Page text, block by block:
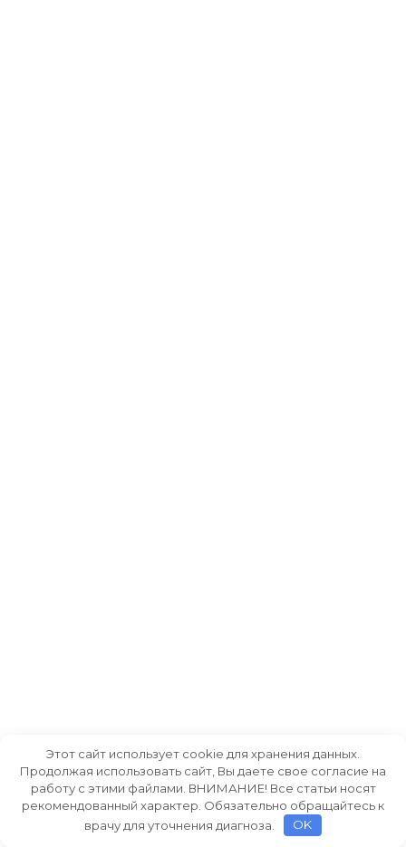
Этот сайт использует cookie для хранения данных.
Продолжая использовать сайт, Вы даете свое согласие на
работу с этими файлами. ВНИМАНИЕ! Все статьи носят
рекомендованный характер. Обязательно обращайтесь к
врачу для уточнения диагноза.
OK